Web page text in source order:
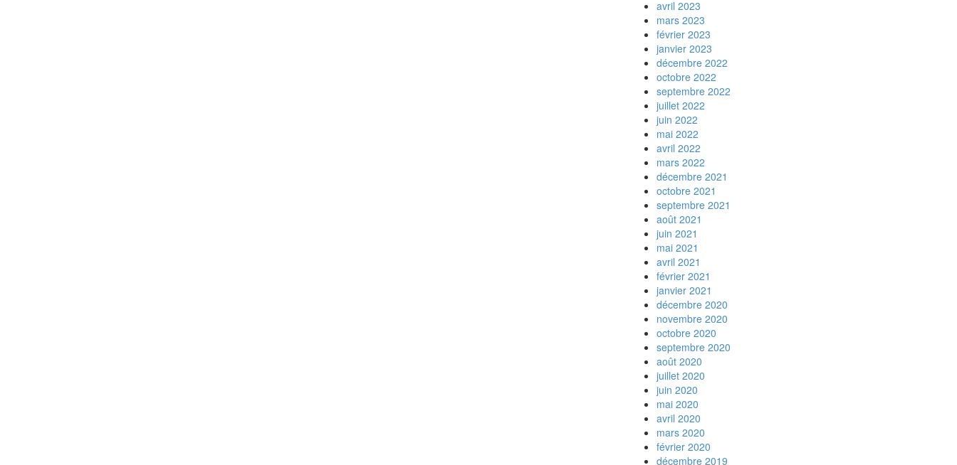
avril 2023
mars 2023
février 2023
janvier 2023
décembre 2022
octobre 2022
septembre 2022
juillet 2022
juin 2022
mai 2022
avril 2022
mars 2022
décembre 2021
octobre 2021
septembre 2021
août 2021
juin 2021
mai 2021
avril 2021
février 2021
janvier 2021
décembre 2020
novembre 2020
octobre 2020
septembre 2020
août 2020
juillet 2020
juin 2020
mai 2020
avril 2020
mars 2020
février 2020
décembre 2019